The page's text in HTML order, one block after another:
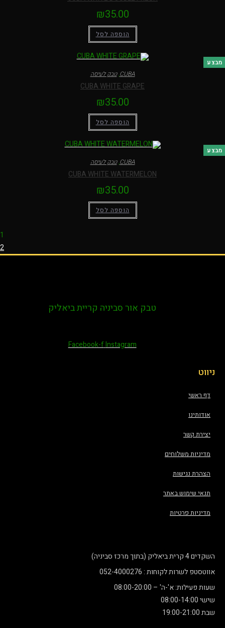
₪35.00
הוספה לסל
CUBA
,טבק לעיסה
CUBA WHITE GRAPE
₪35.00
הוספה לסל
CUBA
,טבק לעיסה
CUBA WHITE WATERMELON
₪35.00
הוספה לסל
טבק אור סביניה קריית ביאליק
Facebook-fInstagram
ניווט
דף ראשי
אודותינו
יצירת קשר
מדיניות משלוחים
הצהרת נגישות
תנאי שימוש באתר
מדיניות פרטיות
השקדים 4 קרית ביאליק (בתוך מרכז סביניה)
אווטסטפ לשרות לקוחות : 052-4000276
שעות פעילות: א'-ה' – 08:00-20:00
שישי 08:00-14:00
שבת 19:00-21:00